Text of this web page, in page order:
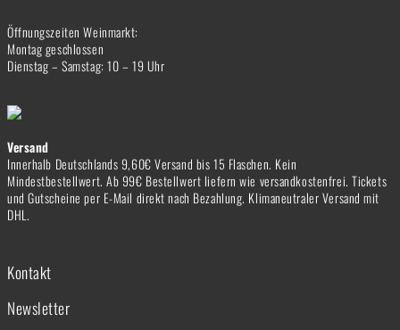
Öffnungszeiten Weinmarkt:
Montag geschlossen
Dienstag – Samstag: 10 – 19 Uhr
Versand
Innerhalb Deutschlands 9,60€ Versand bis 15 Flaschen. Kein
Mindestbestellwert. Ab 99€ Bestellwert liefern wie versandkostenfrei. Tickets
und Gutscheine per E-Mail direkt nach Bezahlung. Klimaneutraler Versand mit
DHL.
Kontakt
Newsletter